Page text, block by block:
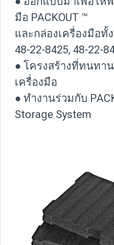
มือ PACKOUT ™
และกล่องเครื่องมือทั้
48-22-8425, 48-22-
● โครงสร้างที่ทนทา
เครื่องมือ
● ทำงานร่วมกับ
Storage System